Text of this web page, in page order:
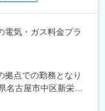
電気・ガス料金プラ
拠点での勤務となり
名古屋市中区新栄二
徒歩4分）■三重支